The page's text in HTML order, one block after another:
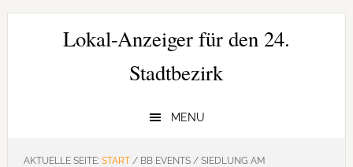
Zur
Hauptnavigation
Zum
Zur
SeitenspalteLokal-Anzeiger für den 24.
Stadtbezirk
MENU
AKTUELLE SEITE: START /BB EVENTS /SIEDLUNG AM